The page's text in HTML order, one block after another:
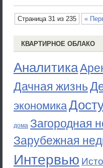
Страница 31 из 235 «
КВАРТИРНОЕ ОБЛАКО
Аналитика
Дачная жизнь
экономика
дома Загородная
Зарубежная
Интервью